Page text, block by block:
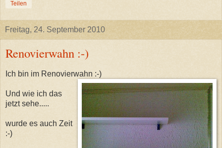
Teilen
Freitag, 24. September 2010
Renovierwahn :-)
Ich bin im Renovierwahn :-)
Und wie ich das
jetzt sehe.....
wurde es auch Zeit
:-)